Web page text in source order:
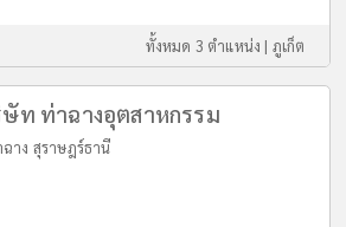
ทั้งหมด 3 ตำแหน่ง | ภูเก็ต
ท ท่าฉางอุตสาหกรรม
าง สุราษฎร์ธานี